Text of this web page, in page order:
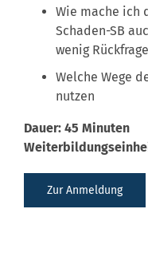
Wie mache ich
Schaden-SB
wenig
Welche Wege
nutzen
Dauer: 45 Minuten
Zur Anmeldung